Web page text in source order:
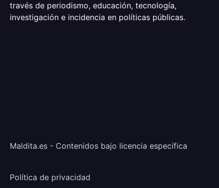
través de periodismo, educación, tecnología,
investigación e incidencia en políticas públicas.
Maldita.es - Contenidos bajo licencia específica
Política de privacidad